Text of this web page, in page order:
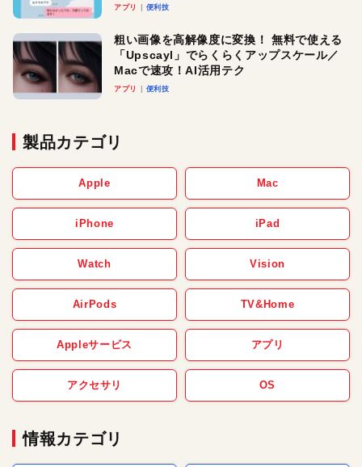
アプリ 便利技
粗い画像を高解像度に変換！ 無料で使える
「Upscayl」でらくらくアップスケール／
Macで速攻！AI活用テク
アプリ 便利技
製品カテゴリ
Apple Mac
iPhone iPad
Watch Vision
AirPods TV&Home
Appleサービス アプリ
アクセサリ OS
情報カテゴリ